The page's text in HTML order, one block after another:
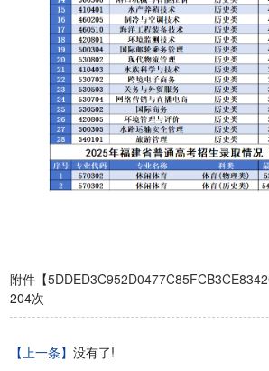
附件【
204次
【上一条】没有了!